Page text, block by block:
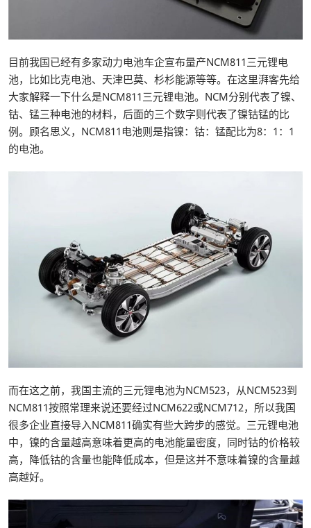
目前我国已经有多家动力电池车企宣布量产NCM811三元锂电
池，比如比克电池、天津巴莫、杉杉能源等等。在这里湃客先给
大家解释一下什么是NCM811三元锂电池。NCM分别代表了镍、
钴、锰三种电池的材料，后面的三个数字则代表了镍钴锰的比
例。顾名思义，NCM811电池则是指镍：钴：锰配比为8：1：1
的电池。
而在这之前，我国主流的三元锂电池为NCM523，从NCM523到
NCM811按照常理来说还要经过NCM622或NCM712，所以我国
很多企业直接导入NCM811确实有些大跨步的感觉。三元锂电池
中，镍的含量越高意味着更高的电池能量密度，同时钴的价格较
高，降低钴的含量也能降低成本，但是这并不意味着镍的含量越
高越好。